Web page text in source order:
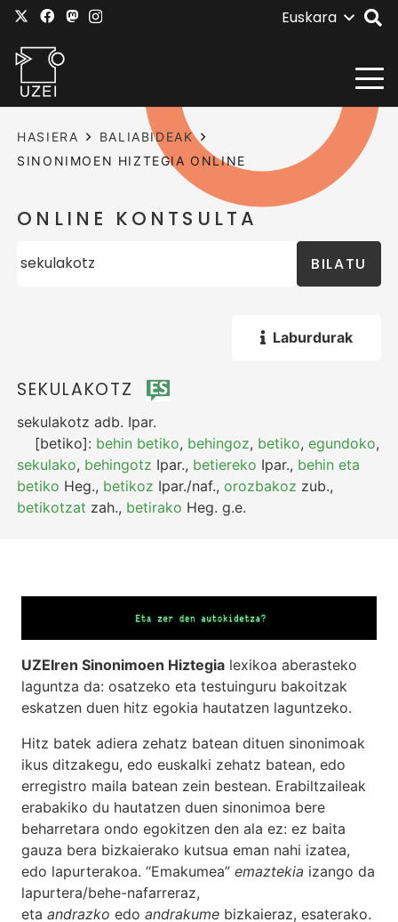
Euskara
HASIERA
BALIABIDEAK
SINONIMOEN HIZTEGIA ONLINE
ONLINE KONTSULTA
BILATU
Laburdurak
SEKULAKOTZ
sekulakotz adb. Ipar.
[betiko]: behin betiko, behingoz, betiko,egundoko,
sekulako, behingotz Ipar., betiereko Ipar., behin eta
betiko Heg., betikoz Ipar./naf.,orozbakoz zub.,
betikotzat zah., betirako Heg. g.e.
UZEIren Sinonimoen Hiztegia lexikoa aberasteko
laguntza da: osatzeko eta testuinguru bakoitzak
eskatzen duen hitz egokia hautatzen laguntzeko.
Hitz batek adiera zehatz batean dituen sinonimoak
ikus ditzakegu, edo euskalki zehatz batean, edo
erregistro maila batean zein bestean. Erabiltzaileak
erabakiko du hautatzen duen sinonimoa bere
beharretara ondo egokitzen den ala ez: ez baita
gauza bera bizkaierako kutsua eman nahi izatea,
edo lapurterakoa. “Emakumea” emaztekia izango da
lapurtera/behe-nafarreraz,
eta andrazko edo andrakume bizkaieraz, esaterako.